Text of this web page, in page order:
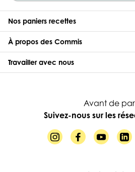
Nos paniers recettes
À propos des Commis
Travailler avec nous
Avant de
Suivez-nous sur les